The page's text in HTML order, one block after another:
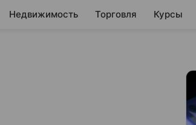
Недвижимость Торговля Курсы
будет